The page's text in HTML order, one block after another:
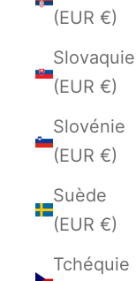
(EUR €)
Slovaquie
(EUR €)
Slovénie
(EUR €)
Suède
(EUR €)
Tchéquie